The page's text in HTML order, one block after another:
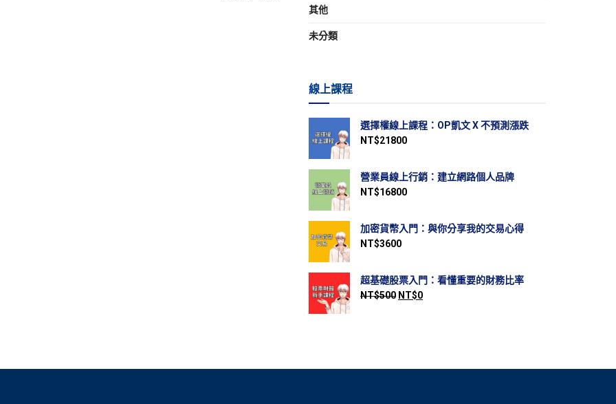
其他
未分類
線上課程
選擇權線上課程：OP凱文 X 不預測漲跌
NT$21800
營業員線上行銷：建立網路個人品牌
NT$16800
加密貨幣入門：與你分享我的交易心得
NT$3600
超基礎股票入門：看懂重要的財務比率
NT$500 NT$0